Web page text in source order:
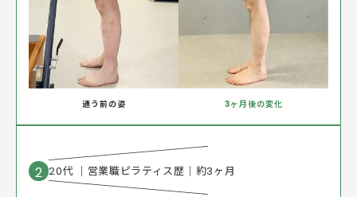
通う前の姿 3ヶ月後の変化
2 20代 ｜ 営業職ピラティス歴｜約3ヶ月